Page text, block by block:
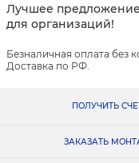
Лучшее предложение
для организаций!
Безналичная оплата без
Доставка по РФ.
ПОЛУЧИТЬ
ЗАКАЗАТЬ